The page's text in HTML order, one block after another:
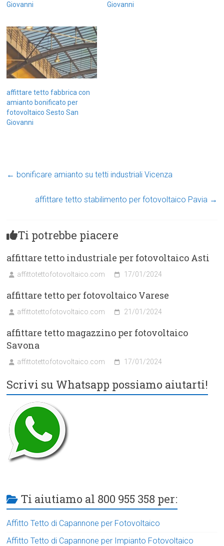
Giovanni
Giovanni
affittare tetto fabbrica con
amianto bonificato per
fotovoltaico Sesto San
Giovanni
← bonificare amianto su tetti industriali Vicenza
affittare tetto stabilimento per fotovoltaico Pavia →
Ti potrebbe piacere
affittare tetto industriale per fotovoltaico Asti
affittotettofotovoltaico.com 17/01/2024
affittare tetto per fotovoltaico Varese
affittotettofotovoltaico.com 21/01/2024
affittare tetto magazzino per fotovoltaico
Savona
affittotettofotovoltaico.com 17/01/2024
Scrivi su Whatsapp possiamo aiutarti!
Ti aiutiamo al 800 955 358 per:
Affitto Tetto di Capannone per Fotovoltaico
Affitto Tetto di Capannone per Impianto Fotovoltaico